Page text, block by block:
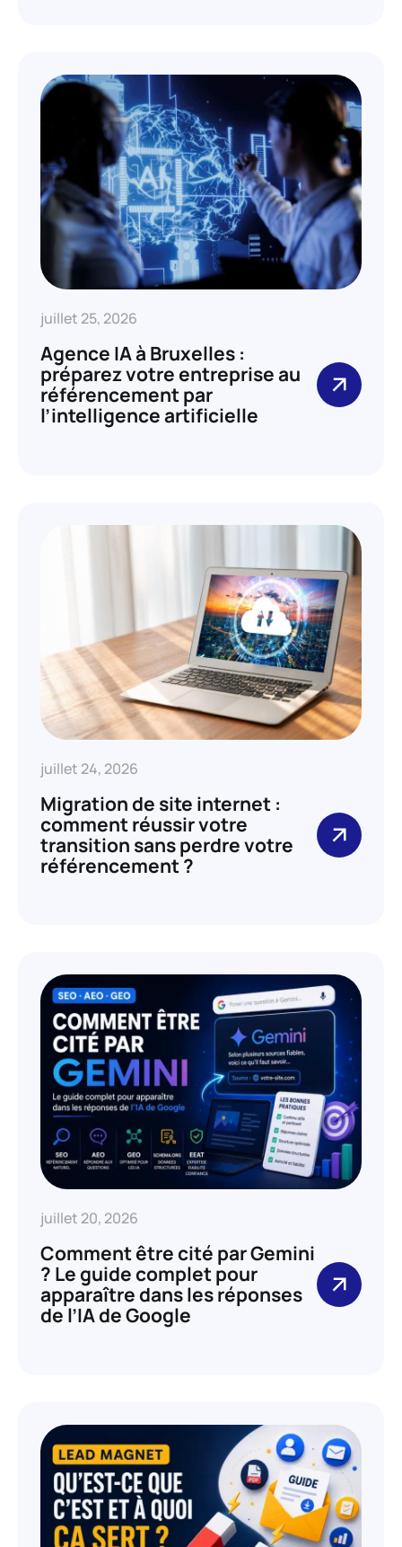
juillet 25, 2026
Agence IA à Bruxelles :
préparez votre entreprise au
référencement par
l’intelligence artificielle
juillet 24, 2026
Migration de site internet :
comment réussir votre
transition sans perdre votre
référencement ?
juillet 20, 2026
Comment être cité par Gemini
? Le guide complet pour
apparaître dans les réponses
de l’IA de Google